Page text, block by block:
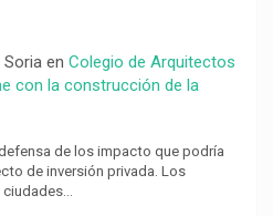
Soriaen Colegio de Arquitectos
con la construcción de la
de los impacto que podría
de inversión privada. Los
ciudades…